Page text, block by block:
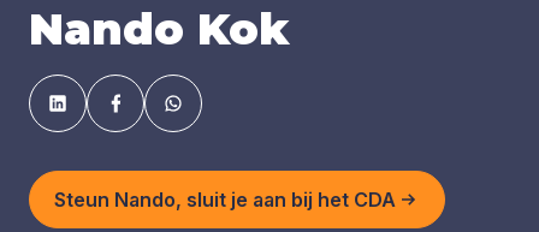
Nando Kok
Steun Nando, sluit je aan bij het CDA